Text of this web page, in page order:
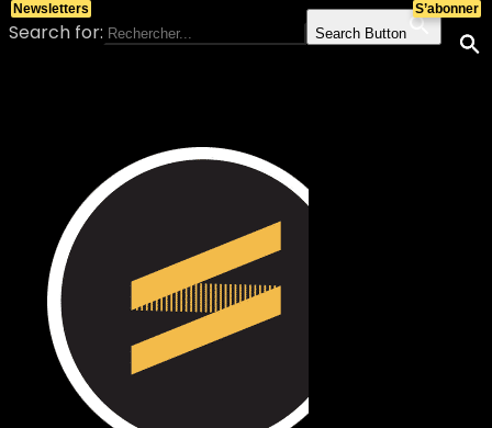
Search for: Search Button
S’abonner
Newsletters